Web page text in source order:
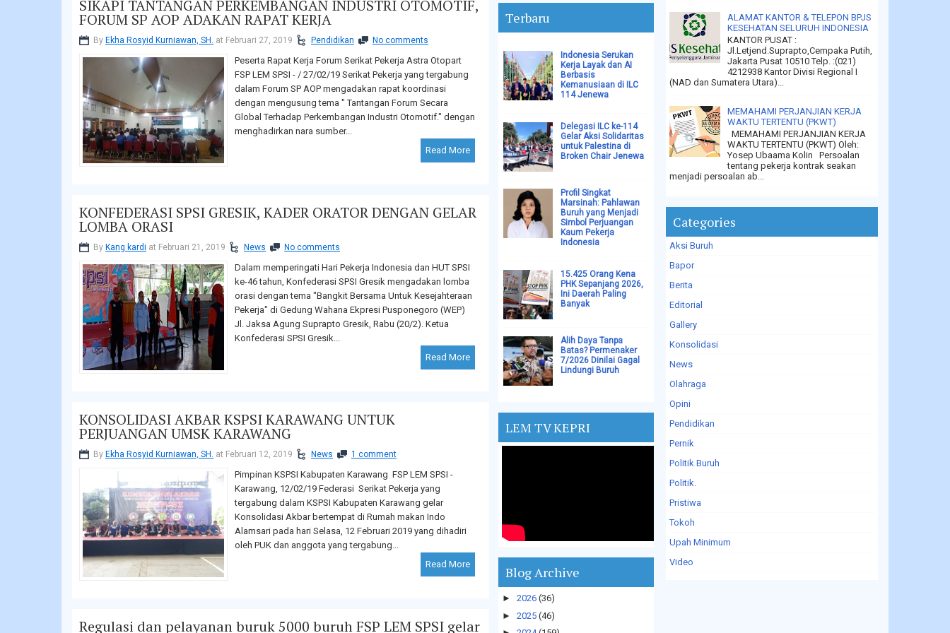
SIKAPI TANTANGAN PERKEMBANGAN INDUSTRI OTOMOTIF,
FORUM SP AOP ADAKAN RAPAT KERJA
By Ekha Rosyid Kurniawan, SH. at Februari 27, 2019 Pendidikan No comments
Peserta Rapat Kerja Forum Serikat Pekerja Astra Otopart
FSP LEM SPSI - / 27/02/19 Serikat Pekerja yang tergabung
dalam Forum SP AOP mengadakan rapat koordinasi
dengan mengusung tema " Tantangan Forum Secara
Global Terhadap Perkembangan Industri Otomotif." dengan
menghadirkan nara sumber...
Read More
KONFEDERASI SPSI GRESIK, KADER ORATOR DENGAN GELAR
LOMBA ORASI
By Kang kardi at Februari 21, 2019 News No comments
Dalam memperingati Hari Pekerja Indonesia dan HUT SPSI
ke-46 tahun, Konfederasi SPSI Gresik mengadakan lomba
orasi dengan tema "Bangkit Bersama Untuk Kesejahteraan
Pekerja" di Gedung Wahana Ekpresi Pusponegoro (WEP)
Jl. Jaksa Agung Suprapto Gresik, Rabu (20/2). Ketua
Konfederasi SPSI Gresik...
Read More
KONSOLIDASI AKBAR KSPSI KARAWANG UNTUK
PERJUANGAN UMSK KARAWANG
By Ekha Rosyid Kurniawan, SH. at Februari 12, 2019 News 1 comment
Pimpinan KSPSI Kabupaten Karawang FSP LEM SPSI -
Karawang, 12/02/19 Federasi Serikat Pekerja yang
tergabung dalam KSPSI Kabupaten Karawang gelar
Konsolidasi Akbar bertempat di Rumah makan Indo
Alamsari pada hari Selasa, 12 Februari 2019 yang dihadiri
oleh PUK dan anggota yang tergabung...
Read More
Regulasi dan pelayanan buruk 5000 buruh FSP LEM SPSI gelar
Terbaru
Indonesia Serukan
Kerja Layak dan AI
Berbasis
Kemanusiaan di ILC
114 Jenewa
Delegasi ILC ke-114
Gelar Aksi Solidaritas
untuk Palestina di
Broken Chair Jenewa
Profil Singkat
Marsinah: Pahlawan
Buruh yang Menjadi
Simbol Perjuangan
Kaum Pekerja
Indonesia
15.425 Orang Kena
PHK Sepanjang 2026,
Ini Daerah Paling
Banyak
Alih Daya Tanpa
Batas? Permenaker
7/2026 Dinilai Gagal
Lindungi Buruh
LEM TV KEPRI
Blog Archive
► 2026 (36)
► 2025 (46)
ALAMAT KANTOR & TELEPON BPJS
KESEHATAN SELURUH INDONESIA
KANTOR PUSAT :
Jl.Letjend.Suprapto,Cempaka Putih,
Jakarta Pusat 10510 Telp. :(021)
4212938 Kantor Divisi Regional I
(NAD dan Sumatera Utara)...
MEMAHAMI PERJANJIAN KERJA
WAKTU TERTENTU (PKWT)
MEMAHAMI PERJANJIAN KERJA
WAKTU TERTENTU (PKWT) Oleh:
Yosep Ubaama Kolin Persoalan
tentang pekerja kontrak seakan
menjadi persoalan ab...
Categories
Aksi Buruh
Bapor
Berita
Editorial
Gallery
Konsolidasi
News
Olahraga
Opini
Pendidikan
Pernik
Politik Buruh
Politik.
Pristiwa
Tokoh
Upah Minimum
Video